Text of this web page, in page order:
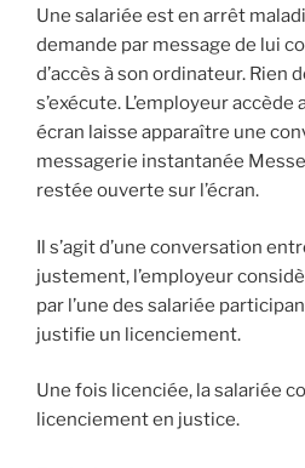
Une salariée est en arrêt
demande par message de lui
d’accès à son ordinateur. Rien
s’exécute. L’employeur accède
écran laisse apparaître une
messagerie instantanée
restée ouverte sur l’écran.
Il s’agit d’une conversation
justement, l’employeur
par l’une des salariée
justifie un licenciement.
Une fois licenciée, la salariée
licenciement en justice.